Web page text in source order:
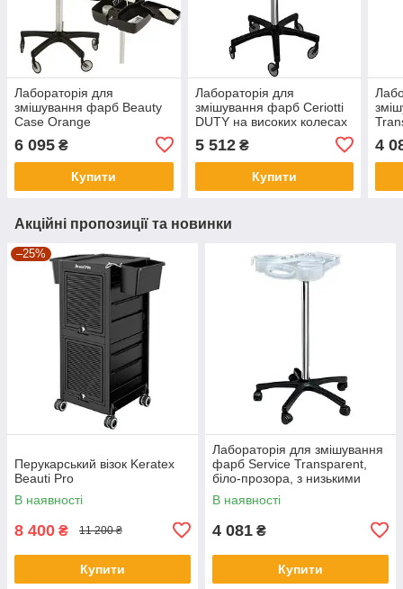
Лабораторія для
змішування фарб Beauty
Case Orange
6 095 ₴
Купити
Лабораторія для
змішування фарб Ceriotti
DUTY на високих колесах
5 512₴
Купити
4
Акційні пропозиції та новинки
–25%
Перукарський візок Keratex
Beauti Pro
В наявності
8 400 ₴ 11 200 ₴
Купити
Лабораторія для змішування
фарб Service Transparent,
біло-прозора, з низькими
колесами
В наявності
4 081 ₴
Купити